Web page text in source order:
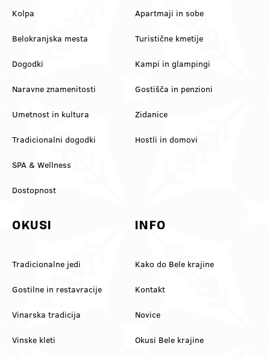
Kolpa
Belokranjska mesta
Dogodki
Naravne znamenitosti
Umetnost in kultura
Tradicionalni dogodki
SPA & Wellness
Dostopnost
Apartmaji in sobe
Turistične kmetije
Kampi in glampingi
Gostišča in penzioni
Zidanice
Hostli in domovi
OKUSI
Tradicionalne jedi
Gostilne in restavracije
Vinarska tradicija
Vinske kleti
INFO
Kako do Bele krajine
Kontakt
Novice
Okusi Bele krajine